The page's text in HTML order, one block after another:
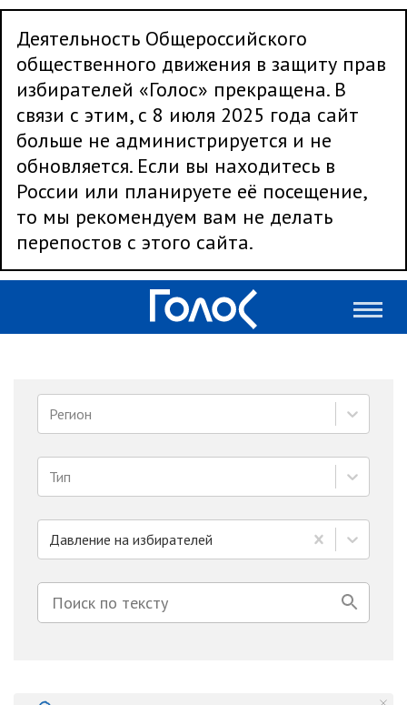
Деятельность Общероссийского
общественного движения в защиту прав
избирателей «Голос» прекращена. В
связи с этим, с 8 июля 2025 года сайт
больше не администрируется и не
обновляется. Если вы находитесь в
России или планируете её посещение,
то мы рекомендуем вам не делать
перепостов с этого сайта.
Регион
Тип
Давление на избирателей